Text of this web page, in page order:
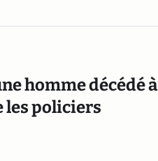
homme décédé à
les policiers